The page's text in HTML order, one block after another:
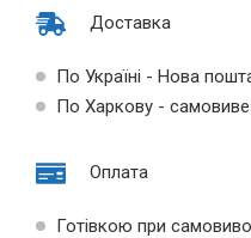
Доставка
По Україні - Нова
По Харкову -
Оплата
Готівкою при